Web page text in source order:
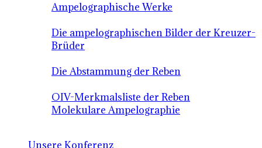
Ampelographische Werke
Die ampelographischen Bilder der Kreuzer-
Brüder
Die Abstammung der Reben
OIV-Merkmalsliste der Reben
Molekulare Ampelographie
Unsere Konferenz